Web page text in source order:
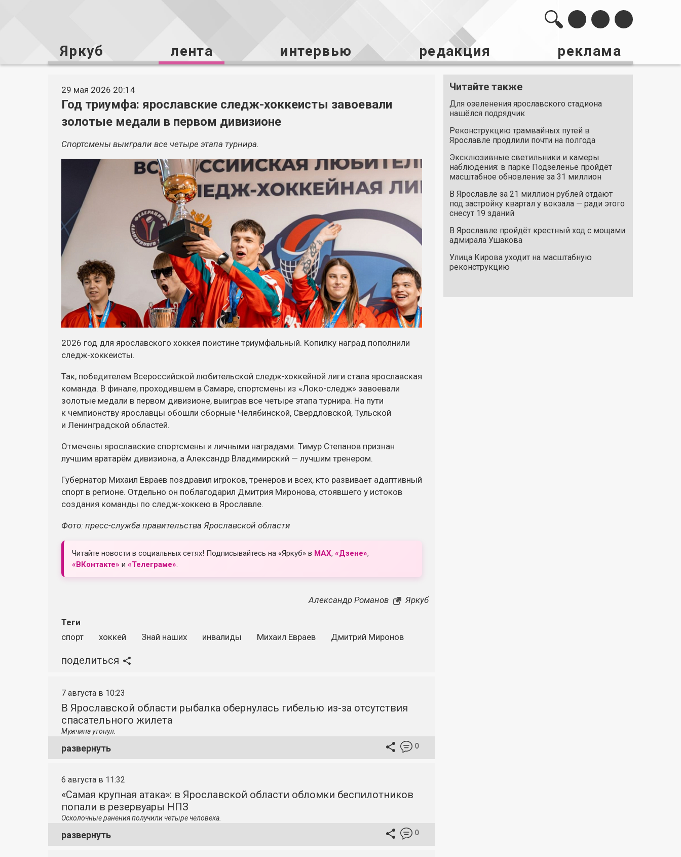
Яркуб лента интервью редакция реклама
29 мая 2026 20:14
Год триумфа: ярославские следж-хоккеисты завоевали
золотые медали в первом дивизионе
Спортсмены выиграли все четыре этапа турнира.
2026 год для ярославского хоккея поистине триумфальный. Копилку наград пополнили
следж-хоккеисты.
Так, победителем Всероссийской любительской следж-хоккейной лиги стала ярославская
команда. В финале, проходившем в Самаре, спортсмены из «Локо-следж» завоевали
золотые медали в первом дивизионе, выиграв все четыре этапа турнира. На пути
к чемпионству ярославцы обошли сборные Челябинской, Свердловской, Тульской
и Ленинградской областей.
Отмечены ярославские спортсмены и личными наградами. Тимур Степанов признан
лучшим вратарём дивизиона, а Александр Владимирский — лучшим тренером.
Губернатор Михаил Евраев поздравил игроков, тренеров и всех, кто развивает адаптивный
спорт в регионе. Отдельно он поблагодарил Дмитрия Миронова, стоявшего у истоков
создания команды по следж-хоккею в Ярославле.
Фото: пресс-служба правительства Ярославской области
Читайте новости в социальных сетях! Подписывайтесь на «Яркуб» в MAX, «Дзене»,
«ВКонтакте» и «Телеграме».
Александр Романов Яркуб
Теги
спорт
хоккей Знай наших инвалиды Михаил Евраев Дмитрий Миронов
поделиться
Читайте также
Для озеленения ярославского стадиона
нашёлся подрядчик
Реконструкцию трамвайных путей в
Ярославле продлили почти на полгода
Эксклюзивные светильники и камеры
наблюдения: в парке Подзеленье пройдёт
масштабное обновление за 31 миллион
В Ярославле за 21 миллион рублей отдают
под застройку квартал у вокзала — ради этого
снесут 19 зданий
В Ярославле пройдёт крестный ход с мощами
адмирала Ушакова
Улица Кирова уходит на масштабную
реконструкцию
7 августа в 10:23
В Ярославской области рыбалка обернулась гибелью из-за отсутствия
спасательного жилета
Мужчина утонул.
развернуть 0
6 августа в 11:32
«Самая крупная атака»: в Ярославской области обломки беспилотников
попали в резервуары НПЗ
Осколочные ранения получили четыре человека.
развернуть 0